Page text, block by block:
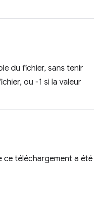
du fichier, sans tenir
ou -1 si la valeur
ce téléchargement a été